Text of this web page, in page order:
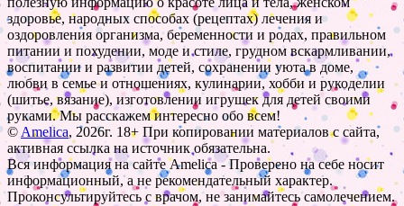
здоровье, народных способах (рецептах) лечения и
оздоровления организма, беременности и родах, правильном
питании и похудении, моде и стиле, грудном вскармливании,
воспитании и развитии детей, сохранении уюта в доме,
любви в семье и отношениях, кулинарии, хобби и рукоделии
(шитье, вязание), изготовлении игрушек для детей своими
руками. Мы расскажем интересно обо всем!
© Amelica, 2026г. 18+ При копировании материалов с сайта,
активная ссылка на источник обязательна.
Вся информация на сайте Amelica - Проверено на себе носит
информационный, а не рекомендательный характер.
Проконсультируйтесь с врачом, не занимайтесь самолечением.